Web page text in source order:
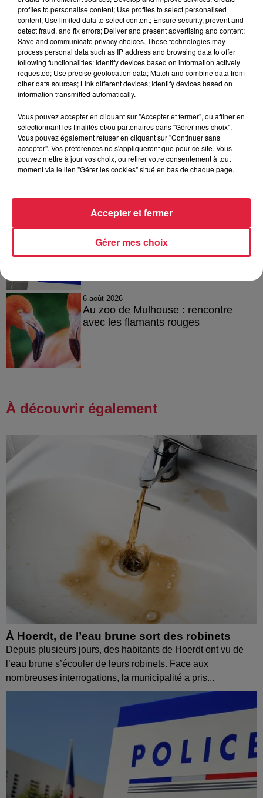
Publié : 1er juin 2022 à 10h25 - Modifié : 2 juin 2022 à
12h39 Julia Clementz
6 août 2026
À Hoerdt, de l’eau brune sort des
robinets
6 août 2026
Tags antisémites à Strasbourg :
Catherine Trautmann réagit
6 août 2026
Au zoo de Mulhouse : rencontre
avec les flamants rouges
À découvrir également
À Hoerdt, de l’eau brune sort des robinets
Depuis plusieurs jours, des habitants de Hoerdt ont vu de
l’eau brune s’écouler de leurs robinets. Face aux
nombreuses interrogations, la municipalité a pris...
profiles to personalise content; Use profiles to select personalised
content; Use limited data to select content; Ensure security, prevent and
detect fraud, and fix errors; Deliver and present advertising and content;
Save and communicate privacy choices. These technologies may
process personal data such as IP address and browsing data to offer
following functionalities: Identify devices based on information actively
requested; Use precise geolocation data; Match and combine data from
other data sources; Link different devices; Identify devices based on
information transmitted automatically.
Vous pouvez accepter en cliquant sur "Accepter et fermer", ou affiner en
sélectionnant les finalités et/ou partenaires dans "Gérer mes choix".
Vous pouvez également refuser en cliquant sur "Continuer sans
accepter". Vos préférences ne s'appliqueront que pour ce site. Vous
pouvez mettre à jour vos choix, ou retirer votre consentement à tout
moment via le lien "Gérer les cookies" situé en bas de chaque page.
Gérer mes choix
Accepter et fermer